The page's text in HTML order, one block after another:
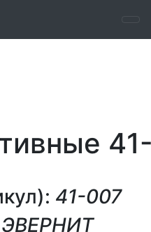
41-007
ЭВЕРНИТ